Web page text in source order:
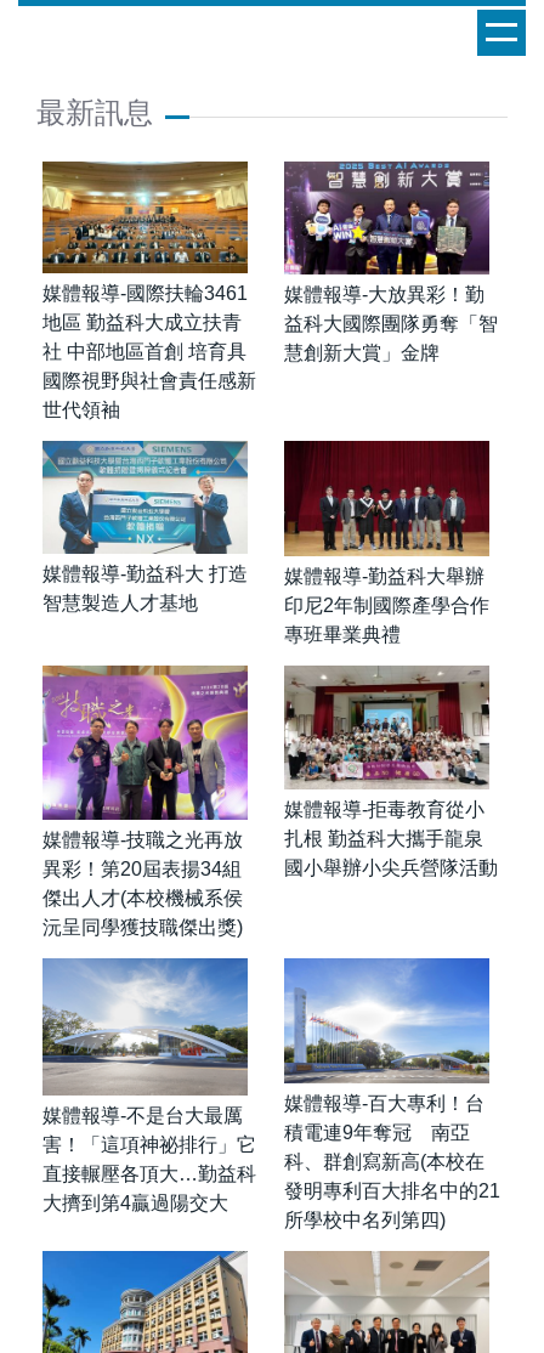
最新訊息
媒體報導-國際扶輪3461
地區 勤益科大成立扶青
社 中部地區首創 培育具
國際視野與社會責任感新
世代領袖
媒體報導-大放異彩！勤
益科大國際團隊勇奪「智
慧創新大賞」金牌
媒體報導-勤益科大 打造
智慧製造人才基地
媒體報導-勤益科大舉辦
印尼2年制國際產學合作
專班畢業典禮
媒體報導-技職之光再放
異彩！第20屆表揚34組
傑出人才(本校機械系侯
沅呈同學獲技職傑出獎)
媒體報導-拒毒教育從小
扎根 勤益科大攜手龍泉
國小舉辦小尖兵營隊活動
媒體報導-不是台大最厲
害！「這項神祕排行」它
直接輾壓各頂大…勤益科
大擠到第4贏過陽交大
媒體報導-百大專利！台
積電連9年奪冠 南亞
科、群創寫新高(本校在
發明專利百大排名中的21
所學校中名列第四)